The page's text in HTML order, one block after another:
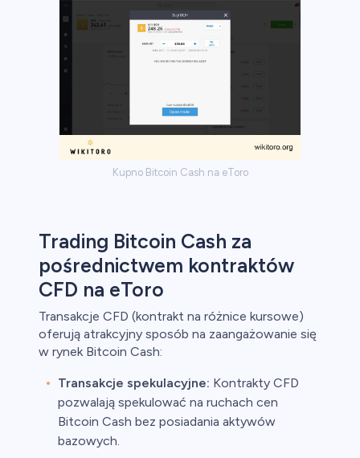
Kupno Bitcoin Cash na eToro
Trading Bitcoin Cash za
pośrednictwem kontraktów
CFD na eToro
Transakcje CFD (kontrakt na różnice kursowe)
oferują atrakcyjny sposób na zaangażowanie się
w rynek Bitcoin Cash:
Transakcje spekulacyjne: Kontrakty CFD
pozwalają spekulować na ruchach cen
Bitcoin Cash bez posiadania aktywów
bazowych.